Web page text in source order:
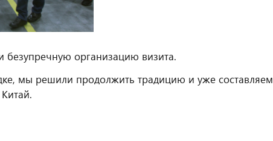
безупречную организацию визита.
мы решили продолжить традицию и уже составляем